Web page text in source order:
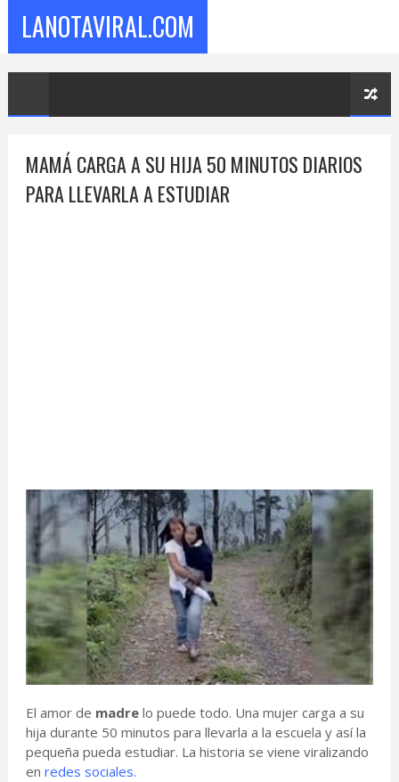
LANOTAVIRAL.COM
MAMÁ CARGA A SU HIJA 50 MINUTOS DIARIOS
PARA LLEVARLA A ESTUDIAR
El amor de madre lo puede todo. Una mujer carga a su
hija durante 50 minutos para llevarla a la escuela y así la
pequeña pueda estudiar. La historia se viene viralizando
en redes sociales.